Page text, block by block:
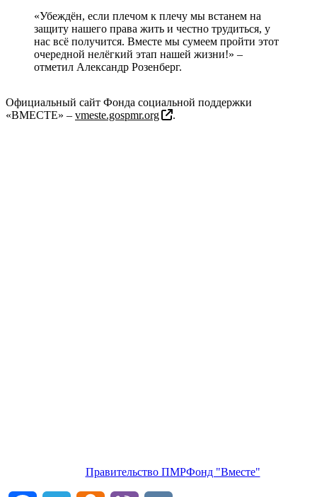
«Убеждён, если плечом к плечу мы встанем на
защиту нашего права жить и честно трудиться, у
нас всё получится. Вместе мы сумеем пройти этот
очередной нелёгкий этап нашей жизни!» –
отметил Александр Розенберг.
Официальный сайт Фонда социальной поддержки
«ВМЕСТЕ» – vmeste.gospmr.org .
Правительство ПМРФонд "Вместе"